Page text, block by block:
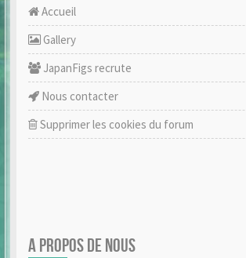
Accueil
Gallery
JapanFigs recrute
Nous contacter
Supprimer les cookies du forum
A PROPOS DE NOUS